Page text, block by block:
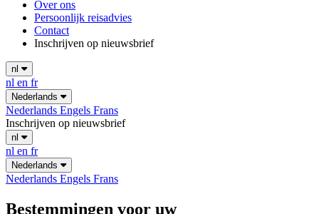
Over ons
Persoonlijk reisadvies
Contact
Inschrijven op nieuwsbrief
nl
nl en fr
Nederlands
Nederlands Engels Frans
Inschrijven op nieuwsbrief
nl
nl en fr
Nederlands
Nederlands Engels Frans
Bestemmingen voor uw